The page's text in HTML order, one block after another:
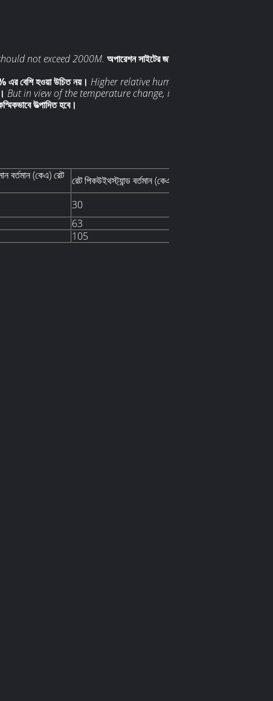
not exceed 2000M. অপারেশন সাইটের জন্য সমুদ্র
এর বেশি হওয়া উচিত নয়। Higher relative humidity is
But in view of the temperature change, it is
উত্পাদিত হবে।
বর্তমান (কেএ) রেট রেট পিকউইথস্ট্যান্ড বর্তমান (কেএ)
30
63
105